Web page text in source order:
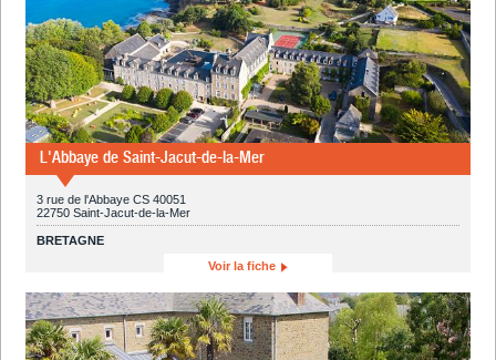
L'Abbaye de Saint-Jacut-de-la-Mer
3 rue de l'Abbaye CS 40051
22750 Saint-Jacut-de-la-Mer
BRETAGNE
Voir la fiche